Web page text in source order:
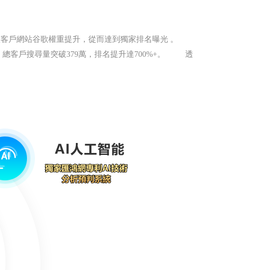
戶網站谷歌權重提升，從而達到獨家排名曝光 。
！總客戶搜尋量突破379萬，排名提升達700%+。 透